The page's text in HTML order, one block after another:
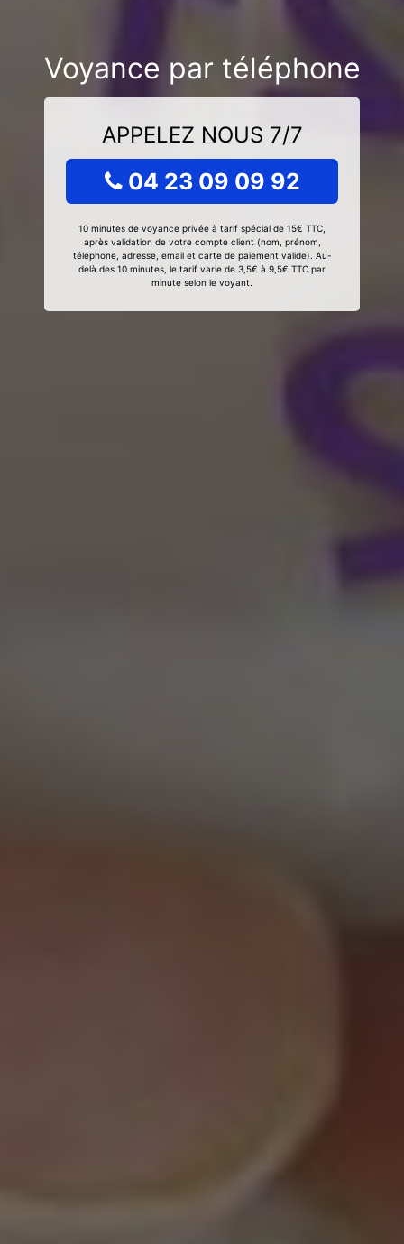
Voyance par téléphone
APPELEZ NOUS 7/7
04 23 09 09 92
10 minutes de voyance privée à tarif spécial de 15€ TTC,
après validation de votre compte client (nom, prénom,
téléphone, adresse, email et carte de paiement valide). Au-
delà des 10 minutes, le tarif varie de 3,5€ à 9,5€ TTC par
minute selon le voyant.